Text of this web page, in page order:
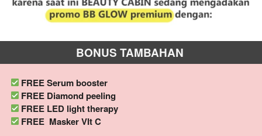
BONUS TAMBAHAN
FREE Serum booster
FREE Diamond peeling
FREE LED light therapy
FREE Masker VIt C